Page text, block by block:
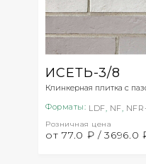
ИСЕТЬ-3/8
Клинкерная плитка с
Форматы: LDF, NF,
Розничная цена
от 77.0 ₽ / 3696.0